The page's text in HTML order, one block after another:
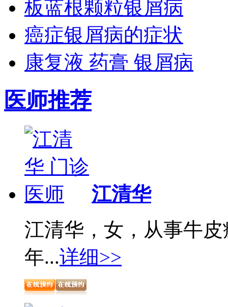
板蓝根颗粒银屑病
癌症银屑病的症状
康复液 药膏 银屑病
医师推荐
江清华
江清华，女，从事牛
年...详细>>